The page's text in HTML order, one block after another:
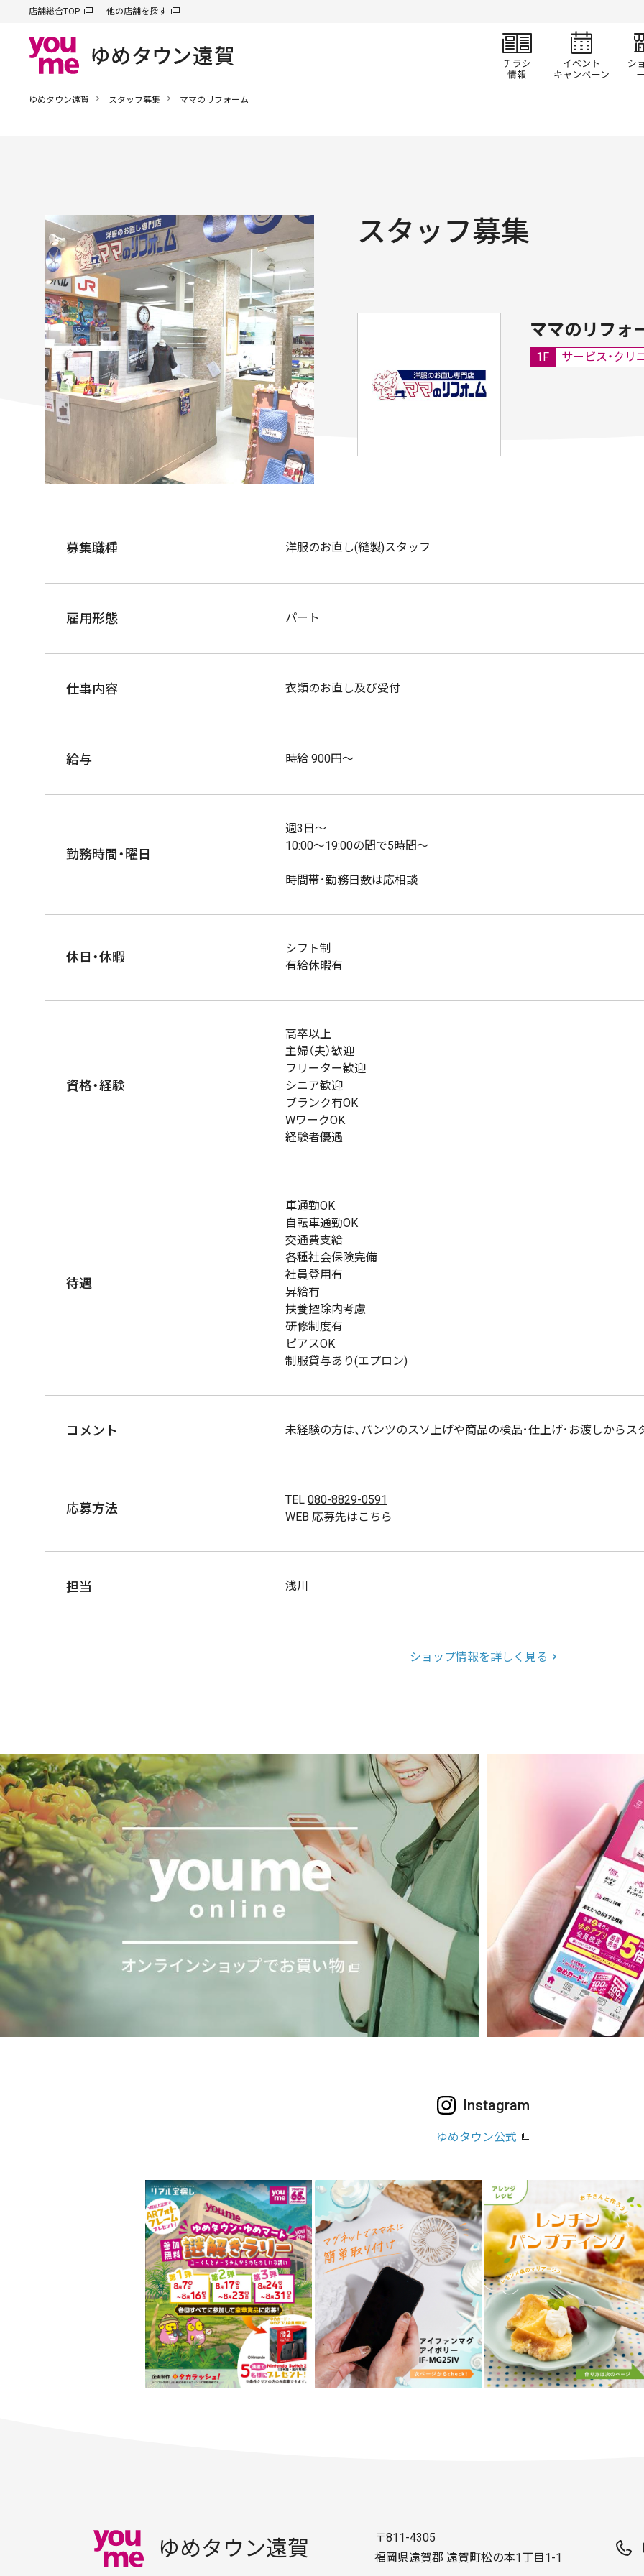
店舗総合TOP 他の店舗を探す
チラシ情報 イ
ゆめタウン遠賀 スタッフ募集 ママのリフォーム
スタッフ募集
ママのリフォ
1F サービス・クリ
募集職種 洋服のお直し(縫製)スタッフ
雇用形態 パート
仕事内容 衣類のお直し及び受付
給与 時給 900円～
勤務時間・曜日
週3日～
10:00～19:00の間で5時間～
時間帯･勤務日数は応相談
休日・休暇
シフト制
有給休暇有
資格・経験
高卒以上
主婦（夫）歓迎
フリーター歓迎
シニア歓迎
ブランク有OK
WワークOK
経験者優遇
待遇
車通勤OK
自転車通勤OK
交通費支給
各種社会保険完備
社員登用有
昇給有
扶養控除内考慮
研修制度有
ピアスOK
制服貸与あり(エプロン)
コメント 未経験の方は、パンツのスソ上げや商品の検品･仕上げ･お渡しからス
応募方法
TEL 080-8829-0591
WEB 応募先はこちら
担当 浅川
ショップ情報を詳しく見る
Instagram
ゆめタウン公式
ゆめタウン遠賀
〒811-4305
福岡県遠賀郡 遠賀町松の本1丁目1-1